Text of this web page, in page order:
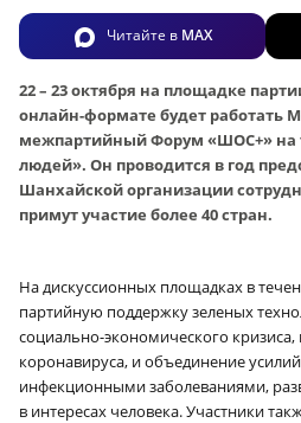
Читайте в MAX
22 – 23 октября на площадке
онлайн-формате будет работать
межпартийный Форум «ШОС+» на
людей». Он проводится в год
Шанхайской организации
примут участие более 40 стран.
На дискуссионных площадках в
партийную поддержку зеленых
социально-экономического
коронавируса, и объединение
инфекционными заболеваниями,
в интересах человека. Участники